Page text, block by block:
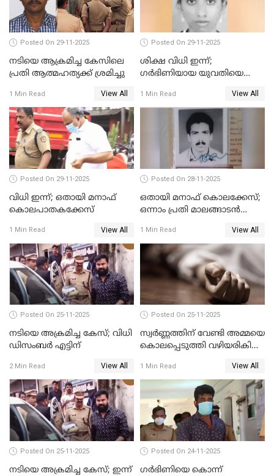
Posted On 29-11-2025
നടിയെ ആക്രമിച്ച കേസിലെ
പ്രതി ആത്മഹത്യക്ക് ശ്രമിച്ചു
1 Min Read View All
Posted On 29-11-2025
ശിക്ഷ വിധി ഇന്ന്;
ഗർഭിണിയായ യുവതിയെ
കേസ്
1 Min Read View All
Posted On 29-11-2025
വിധി ഇന്ന്; ഒതായി മനാഫ്
കൊലപാതകക്കേസ്
1 Min Read View All
Posted On 28-11-2025
ഒതായി മനാഫ് കൊലക്കേസ്;
ഒന്നാം പ്രതി മാലങ്ങാടന്‍
1 Min Read View All
Posted On 25-11-2025
നടിയെ അക്രമിച്ച കേസ്; വിധി
ഡിസംബര്‍ എട്ടിന്
2 Min Read View All
Posted On 25-11-2025
സ്വർണ്ണത്തിന് വേണ്ടി അമ്മയെ
കൊലപ്പെടുത്തി വഴിയരികിൽ
പിടിയിൽ
1 Min Read View All
Posted On 25-11-2025
നടിയെ അക്രമിച്ച കേസ്; ഇന്ന്
Posted On 24-11-2025
ഗര്‍ഭിണിയെ കൊന്ന്